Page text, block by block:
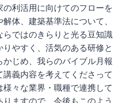
利活用に向けてのフローを
体、建築基準法について、
ではのきらりと光る豆知識
やすく、活気のある研修と
じめ、我らのバイブル月報
義内容を考えてくださって
々な業界・職種で連携して
ますので、今後もこのよう